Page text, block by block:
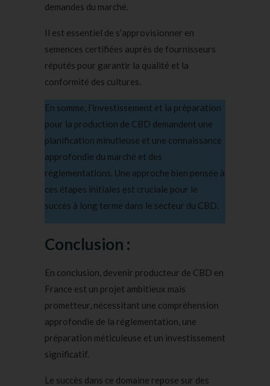
demandes du marché.
Il est essentiel de s’approvisionner en
semences certifiées auprès de fournisseurs
réputés pour garantir la qualité et la
conformité des cultures.
En somme, l’investissement et la préparation
pour la production de CBD demandent une
planification minutieuse et une connaissance
approfondie du marché et des
réglementations. Une approche bien pensée à
ces étapes initiales est cruciale pour le
succès à long terme dans le secteur du CBD.
Conclusion :
En conclusion, devenir producteur de CBD en
France est un projet ambitieux mais
prometteur, nécessitant une compréhension
approfondie de la réglementation, une
préparation méticuleuse et un investissement
significatif.
Le succès dans ce domaine repose sur des